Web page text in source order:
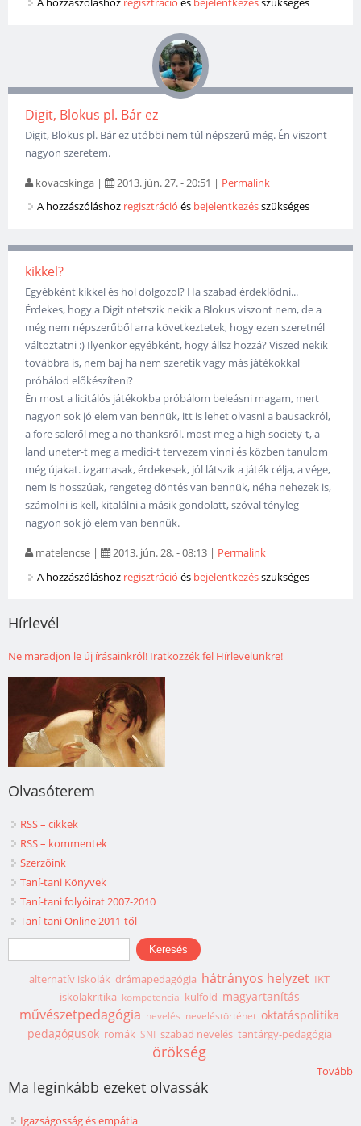
Digit, Blokus pl. Bár ez
Digit, Blokus pl. Bár ez utóbbi nem túl népszerű még. Én viszont
nagyon szeretem.
kovacskinga | 2013. jún. 27. - 20:51 | Permalink
A hozzászóláshoz regisztráció és bejelentkezésszükséges
kikkel?
Egyébként kikkel és hol dolgozol? Ha szabad érdeklődni...
Érdekes, hogy a Digit ntetszik nekik a Blokus viszont nem, de a
még nem népszerűből arra következtetek, hogy ezen szeretnél
változtatni :) Ilyenkor egyébként, hogy állsz hozzá? Viszed nekik
továbbra is, nem baj ha nem szeretik vagy más játékokkal
próbálod előkészíteni?
Én most a licitálós játékokba próbálom beleásni magam, mert
nagyon sok jó elem van bennük, itt is lehet olvasni a bausackról,
a fore saleről meg a no thanksről. most meg a high society-t, a
land uneter-t meg a medici-t tervezem vinni és közben tanulom
még újakat. izgamasak, érdekesek, jól látszik a játék célja, a vége,
nem is hosszúak, rengeteg döntés van bennük, néha nehezek is,
számolni is kell, kitalálni a másik gondolatt, szóval tényleg
nagyon sok jó elem van bennük.
matelencse | 2013. jún. 28. - 08:13 | Permalink
A hozzászóláshoz regisztráció és bejelentkezésszükséges
Hírlevél
Ne maradjon le új írásainkról! Iratkozzék fel Hírlevelünkre!
Olvasóterem
RSS – cikkek
RSS – kommentek
Szerzőink
Taní-tani Könyvek
Taní-tani folyóirat 2007-2010
Taní-tani Online 2011-től
Keresés űrlap
Keresés
alternatív iskolák drámapedagógia hátrányos helyzet IKT
iskolakritika kompetencia külföld magyartanítás
művészetpedagógia nevelés neveléstörténet oktatáspolitika
pedagógusok romák SNI szabad nevelés tantárgy-pedagógia
örökség
Tovább
Ma leginkább ezeket olvassák
Igazságosság és empátia